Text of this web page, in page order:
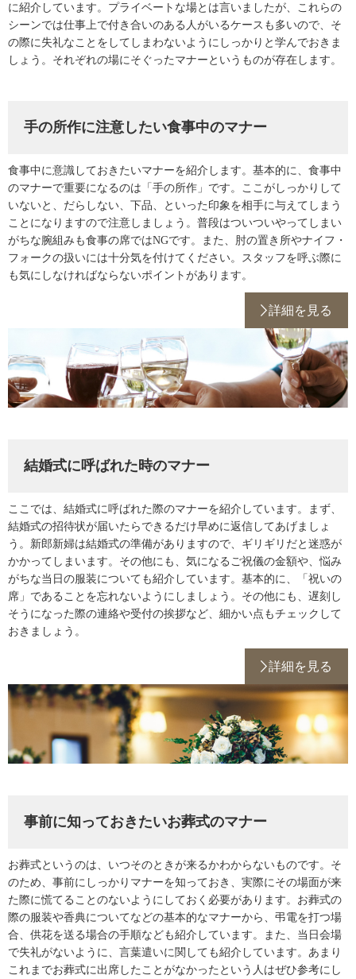
に紹介しています。プライベートな場とは言いましたが、これらの
シーンでは仕事上で付き合いのある人がいるケースも多いので、そ
の際に失礼なことをしてしまわないようにしっかりと学んでおきま
しょう。それぞれの場にそぐったマナーというものが存在します。
手の所作に注意したい食事中のマナー
食事中に意識しておきたいマナーを紹介します。基本的に、食事中
のマナーで重要になるのは「手の所作」です。ここがしっかりして
いないと、だらしない、下品、といった印象を相手に与えてしまう
ことになりますので注意しましょう。普段はついついやってしまい
がちな腕組みも食事の席ではNGです。また、肘の置き所やナイフ・
フォークの扱いには十分気を付けてください。スタッフを呼ぶ際に
も気にしなければならないポイントがあります。
詳細を見る
結婚式に呼ばれた時のマナー
ここでは、結婚式に呼ばれた際のマナーを紹介しています。まず、
結婚式の招待状が届いたらできるだけ早めに返信してあげましょ
う。新郎新婦は結婚式の準備がありますので、ギリギリだと迷惑が
かかってしまいます。その他にも、気になるご祝儀の金額や、悩み
がちな当日の服装についても紹介しています。基本的に、「祝いの
席」であることを忘れないようにしましょう。その他にも、遅刻し
そうになった際の連絡や受付の挨拶など、細かい点もチェックして
おきましょう。
詳細を見る
事前に知っておきたいお葬式のマナー
お葬式というのは、いつそのときが来るかわからないものです。そ
のため、事前にしっかりマナーを知っておき、実際にその場面が来
た際に慌てることのないようにしておく必要があります。お葬式の
際の服装や香典についてなどの基本的なマナーから、弔電を打つ場
合、供花を送る場合の手順なども紹介しています。また、当日会場
で失礼がないように、言葉遣いに関しても紹介しています。あまり
これまでお葬式に出席したことがなかったという人はぜひ参考にし